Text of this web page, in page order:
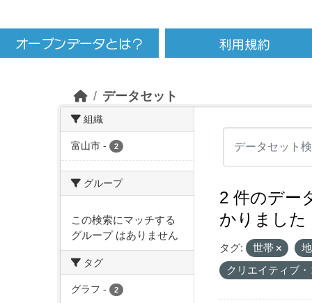
データセット
組織
富山市 - 2
グループ
この検索にマッチする
グループ はありません
タグ
グラフ - 2
2 件のデー
かりました
タグ: 世帯
クリエイティブ